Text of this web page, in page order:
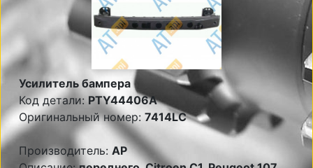
Усилитель бампера
Код детали:PTY44406A
Оригинальный номер: 7414LC
Производитель: AP